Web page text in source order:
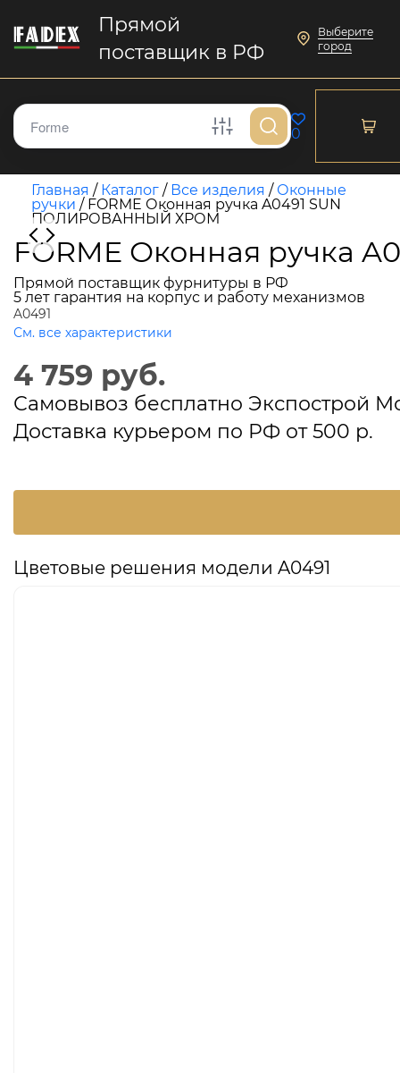
Прямой
поставщик в РФ
Выберите
город
0
Главная / Каталог / Все изделия / Оконные
ручки / FORME Оконная ручка A0491 SUN
ПОЛИРОВАННЫЙ ХРОМ
FORME Оконная
Прямой поставщик фурнитуры в РФ
5 лет гарантия на корпус и работу механизмов
A0491
См. все характеристики
4 759 руб.
Самовывоз бесплатно Экспострой
Доставка курьером по РФ от 500 р.
Цветовые решения модели A0491